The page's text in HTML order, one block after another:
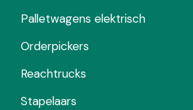
Palletwagens elektrisch
Orderpickers
Reachtrucks
Stapelaars